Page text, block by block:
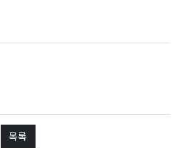
목록